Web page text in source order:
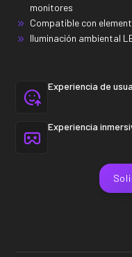
monitores
Compatible con
Iluminación ambiental
Experiencia de
Experiencia